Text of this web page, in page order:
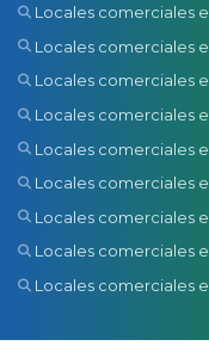
Locales comerciales
Locales comerciales
Locales comerciales
Locales comerciales
Locales comerciales
Locales comerciales
Locales comerciales
Locales comerciales
Locales comerciales